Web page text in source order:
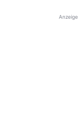
Anzeige